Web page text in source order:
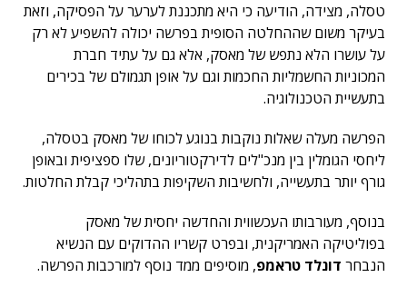
טסלה, מצידה, הודיעה כי היא מתכננת לערער על הפסיקה, וזאת
בעיקר משום שההחלטה הסופית בפרשה יכולה להשפיע לא רק
על עושרו הלא נתפש של מאסק, אלא גם על עתיד חברת
המכוניות החשמליות החכמות וגם על אופן תגמולם של בכירים
בתעשיית הטכנולוגיה.
הפרשה מעלה שאלות נוקבות בנוגע לכוחו של מאסק בטסלה,
ליחסי הגומלין בין מנכ"לים לדירקטוריונים, שלו ספציפית ובאופן
גורף יותר בתעשייה, ולחשיבות השקיפות בתהליכי קבלת החלטות.
בנוסף, מעורבותו העכשווית והחדשה יחסית של מאסק
בפוליטיקה האמריקנית, ובפרט קשריו ההדוקים עם הנשיא
הנבחר דונלד טראמפ, מוסיפים ממד נוסף למורכבות הפרשה.